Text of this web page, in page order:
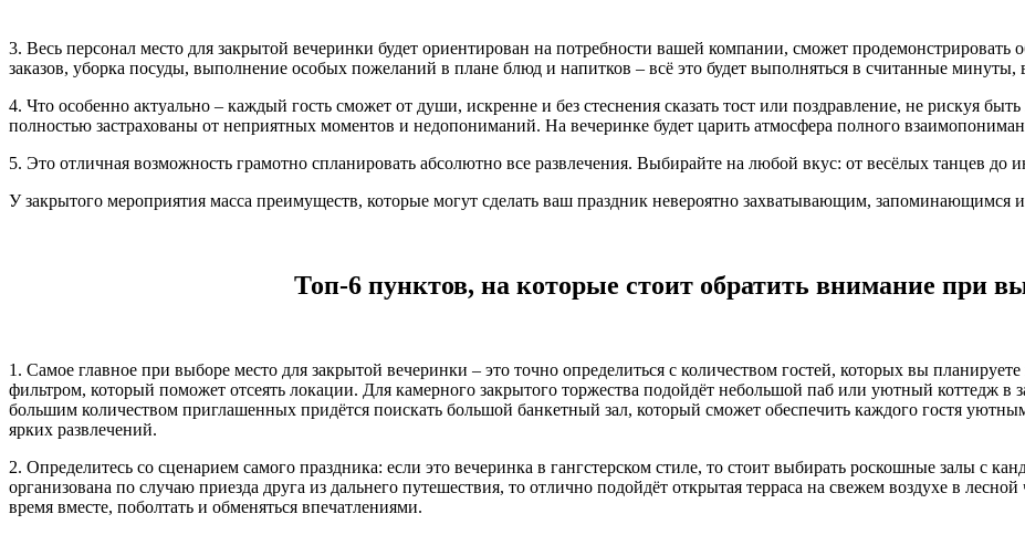
3. Весь персонал место для закрытой вечеринки будет ориентирован на потребности вашей компании, сможет
заказов, уборка посуды, выполнение особых пожеланий в плане блюд и напитков – всё это будет выполняться в считанные минуты,
4. Что особенно актуально – каждый гость сможет от души, искренне и без стеснения сказать тост или поздравление, не рискуя
полностью застрахованы от неприятных моментов и недопониманий. На вечеринке будет царить атмосфера полного
5. Это отличная возможность грамотно спланировать абсолютно все развлечения. Выбирайте на любой вкус: от весёлых танцев до
У закрытого мероприятия масса преимуществ, которые могут сделать ваш праздник невероятно захватывающим, запоминающимся
Топ-6 пунктов, на которые стоит обратить внимание при
1. Самое главное при выборе место для закрытой вечеринки – это точно определиться с количеством гостей, которых вы
фильтром, который поможет отсеять локации. Для камерного закрытого торжества подойдёт небольшой паб или уютный коттедж в
большим количеством приглашенных придётся поискать большой банкетный зал, который сможет обеспечить каждого гостя
ярких развлечений.
2. Определитесь со сценарием самого праздника: если это вечеринка в гангстерском стиле, то стоит выбирать роскошные залы с
организована по случаю приезда друга из дальнего путешествия, то отлично подойдёт открытая терраса на свежем воздухе в
время вместе, поболтать и обменяться впечатлениями.